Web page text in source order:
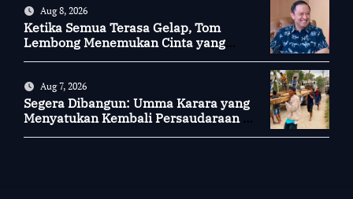
Aug 8, 2026
Ketika Semua Terasa Gelap, Tom
Lembong Menemukan Cinta yang
Aug 7, 2026
Segera Dibangun: Umma Karara yang
Menyatukan Kembali Persaudaraan di